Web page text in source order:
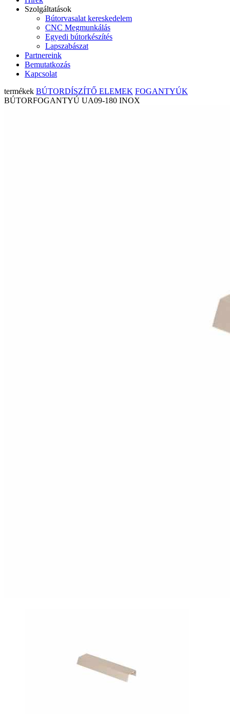
Szolgáltatások
Bútorvasalat kereskedelem
CNC Megmunkálás
Egyedi bútorkészítés
Lapszabászat
Partnereink
Bemutatkozás
Kapcsolat
termékek BÚTORDÍSZÍTŐ ELEMEK FOGANTYÚK
BÚTORFOGANTYÚ UA09-180 INOX